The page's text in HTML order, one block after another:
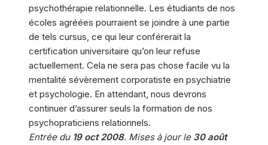
psychothérapie relationnelle. Les étudiants de nos
écoles agréées pourraient se joindre à une partie
de tels cursus, ce qui leur conférerait la
certification universitaire qu’on leur refuse
actuellement. Cela ne sera pas chose facile vu la
mentalité sévèrement corporatiste en psychiatrie
et psychologie. En attendant, nous devrons
continuer d’assurer seuls la formation de nos
psychopraticiens relationnels.
Entrée du 19 oct 2008. Mises à jour le 30 août